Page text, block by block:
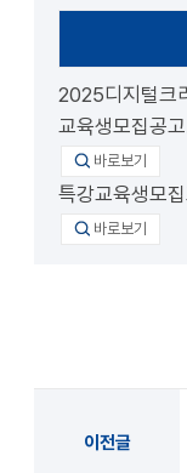
2025디지털크
교육생모집공
바로보기
특강교육생모
바로보기
이전글